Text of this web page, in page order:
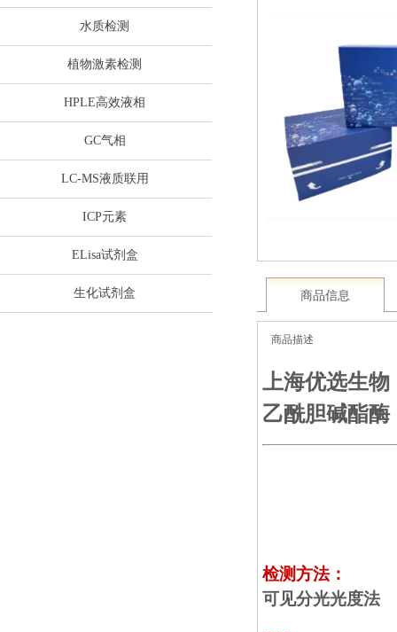
水质检测
植物激素检测
HPLE高效液相
GC气相
LC-MS液质联用
ICP元素
ELisa试剂盒
生化试剂盒 商品信息
商品描述
上海优选生物
乙酰胆碱酯
检测方法：
可见分光光度法
服务热线